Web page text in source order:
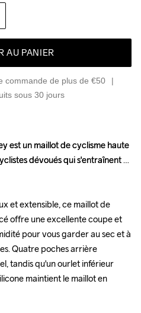
AU PANIER
commande de plus de €50
sous 30 jours
est un maillot de cyclisme haute
dévoués qui s'entraînent
et extensible, ce maillot de
offre une excellente coupe et
pour vous garder au sec et à
Quatre poches arrière
tandis qu'un ourlet inférieur
maintient le maillot en
est un maillot de cyclisme haute
dévoués qui s'entraînent
et extensible, ce maillot de
offre une excellente coupe et
pour vous garder au sec et à
Quatre poches arrière
tandis qu'un ourlet inférieur
maintient le maillot en